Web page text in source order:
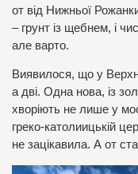
от від Нижньої
– грунт із щебнем, і
але варто.
Виявилося, що у
а дві. Одна нова, із
хворіють не лише у
греко-католиицькій
не зацікавила. А от